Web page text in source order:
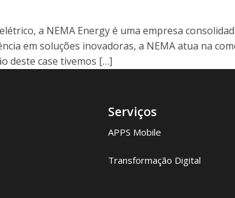
a NEMA Energy é uma empresa
em soluções inovadoras, a NEMA atua na
deste case tivemos […]
Serviços
APPS Mobile
Transformação Digital